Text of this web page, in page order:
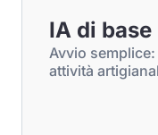
IA di base
Avvio semplice:
attività